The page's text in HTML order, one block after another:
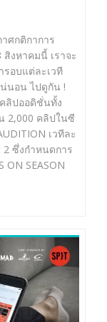
าศกติกาการ
งหาคมนี้ เราจะ
อบแต่ละเวที
นอน ไปดูกัน !
คลิปออดิชั่นทั้ง
2,000 คลิปในซี
เวทีละ
2 ซึ่งกำหนดการ
ON SEASON